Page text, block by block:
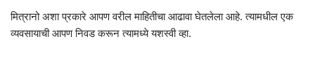
मित्रानो अशा प्रकारे आपण वरील माहितीचा आढावा घेतलेला आहे. त्यामधील एक
व्यवसायाची आपण निवड करून त्यामध्ये यशस्वी व्हा.